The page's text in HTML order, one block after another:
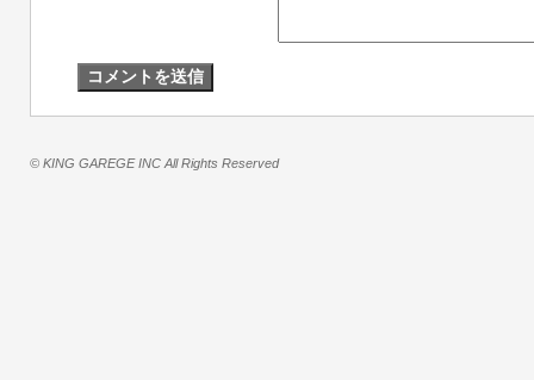
© KING GAREGE INC All Rights Reserved